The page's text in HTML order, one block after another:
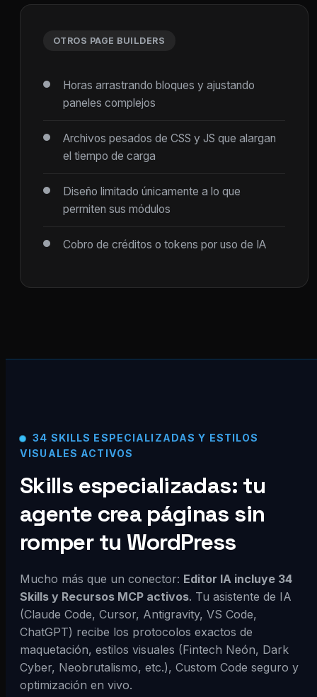
OTROS PAGE BUILDERS
Horas arrastrando bloques y ajustando
paneles complejos
Archivos pesados de CSS y JS que alargan
el tiempo de carga
Diseño limitado únicamente a lo que
permiten sus módulos
Cobro de créditos o tokens por uso de IA
34 SKILLS ESPECIALIZADAS Y ESTILOS
VISUALES ACTIVOS
Skills especializadas: tu
agente crea páginas sin
romper tu WordPress
Mucho más que un conector: Editor IA incluye 34
Skills y Recursos MCP activos. Tu asistente de IA
(Claude Code, Cursor, Antigravity, VS Code,
ChatGPT) recibe los protocolos exactos de
maquetación, estilos visuales (Fintech Neón, Dark
Cyber, Neobrutalismo, etc.), Custom Code seguro y
optimización en vivo.